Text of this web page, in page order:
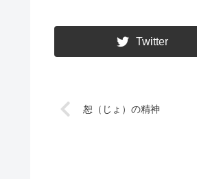
Twitter
恕（じょ）の精神